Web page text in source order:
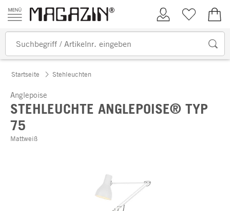
Zum Inhalt springen
Kundenkonto
Merkliste
Startseite Stehleuchten
Anglepoise
STEHLEUCHTE ANGLEPOISE® TYP
75
Mattweiß